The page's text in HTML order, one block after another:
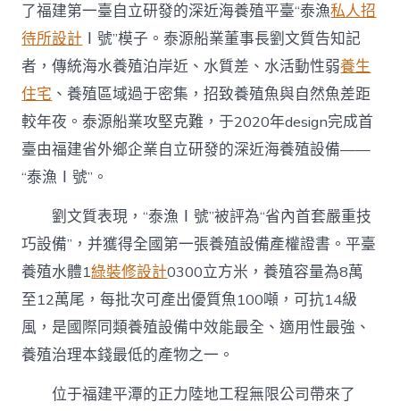
了福建第一臺自立研發的深近海養殖平臺“泰漁私人招
待所設計 Ⅰ號”模子。泰源船業董事長劉文質告知記
者，傳統海水養殖泊岸近、水質差、水活動性弱養生
住宅 、養殖區域過于密集，招致養殖魚與自然魚差距
較年夜。泰源船業攻堅克難，于2020年design完成首
臺由福建省外鄉企業自立研發的深近海養殖設備——
“泰漁Ⅰ號”。
劉文質表現，“泰漁Ⅰ號”被評為“省內首套嚴重技
巧設備”，并獲得全國第一張養殖設備產權證書。平臺
養殖水體1綠裝修設計0300立方米，養殖容量為8萬
至12萬尾，每批次可產出優質魚100噸，可抗14級
風，是國際同類養殖設備中效能最全、適用性最強、
養殖治理本錢最低的產物之一。
位于福建平潭的正力陸地工程無限公司帶來了